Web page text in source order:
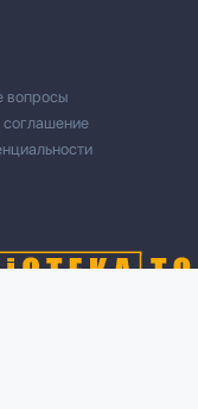
вопросы
соглашение